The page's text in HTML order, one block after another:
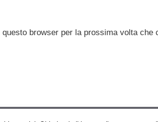
browser per la prossima volta che